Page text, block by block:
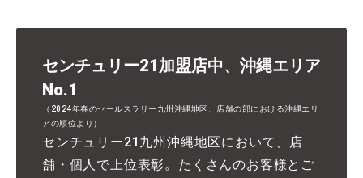
センチュリー21加盟店中、沖縄エリア
No.1
（2024年春のセールスラリー九州沖縄地区、店舗の部における沖縄エリ
アの順位より）
センチュリー21九州沖縄地区において、店
舗・個人で上位表彰。たくさんのお客様とご